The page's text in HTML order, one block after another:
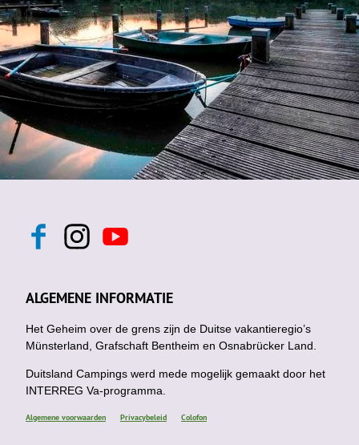
F
b
o
k
I
n
a
g
a
m
Y
o
u
b
ALGEMENE INFORMATIE
Het Geheim over de grens zijn de Duitse vakantieregio’s
Münsterland, Grafschaft Bentheim en Osnabrücker Land.
Duitsland Campings werd mede mogelijk gemaakt door het
INTERREG Va-programma.
Algemene voorwaarden Privacybeleid Colofon